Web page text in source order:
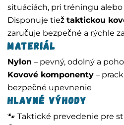
situáciách, pri tréningu
Disponuje tiež taktickou
zaručuje bezpečné a rýchle
Materiál
Nylon – pevný, odolný a
Kovové komponenty –
bezpečné upevnenie
Hlavné výhody
🐾 Taktické prevedenie pre